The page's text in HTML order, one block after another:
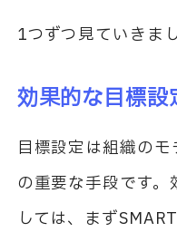
1つずつ見ていきまし
効果的な目標設
目標設定は組織の
の重要な手段です
しては、まず